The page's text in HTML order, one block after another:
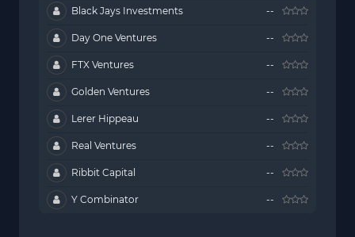
Black Jays Investments --
Day One Ventures --
FTX Ventures --
Golden Ventures --
Lerer Hippeau --
Real Ventures --
Ribbit Capital --
Y Combinator --